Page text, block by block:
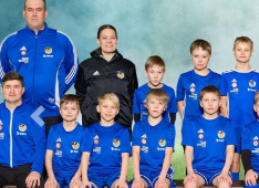
Previous